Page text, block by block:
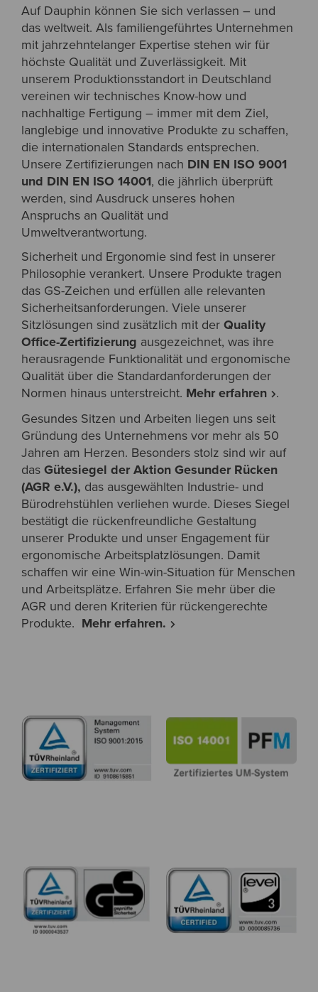
Auf Dauphin können Sie sich verlassen – und
das weltweit. Als familiengeführtes Unternehmen
mit jahrzehntelanger Expertise stehen wir für
höchste Qualität und Zuverlässigkeit. Mit
unserem Produktionsstandort in Deutschland
vereinen wir technisches Know-how und
nachhaltige Fertigung – immer mit dem Ziel,
langlebige und innovative Produkte zu schaffen,
die internationalen Standards entsprechen.
Unsere Zertifizierungen nach DIN EN ISO 9001
und DIN EN ISO 14001, die jährlich überprüft
werden, sind Ausdruck unseres hohen
Anspruchs an Qualität und
Umweltverantwortung.
Sicherheit und Ergonomie sind fest in unserer
Philosophie verankert. Unsere Produkte tragen
das GS-Zeichen und erfüllen alle relevanten
Sicherheitsanforderungen. Viele unserer
Sitzlösungen sind zusätzlich mit derQuality
Office-Zertifizierung ausgezeichnet, was ihre
herausragende Funktionalität und ergonomische
Qualität über die Standardanforderungen der
Normen hinaus unterstreicht. Mehr erfahren .
Gesundes Sitzen und Arbeiten liegen uns seit
Gründung des Unternehmens vor mehr als 50
Jahren am Herzen. Besonders stolz sind wir auf
dasGütesiegel der Aktion Gesunder Rücken
(AGR e.V.), das ausgewählten Industrie- und
Bürodrehstühlen verliehen wurde. Dieses Siegel
bestätigt die rückenfreundliche Gestaltung
unserer Produkte und unser Engagement für
ergonomische Arbeitsplatzlösungen. Damit
schaffen wir eine Win-win-Situation für Menschen
und Arbeitsplätze. Erfahren Sie mehr über die
AGR und deren Kriterien für rückengerechte
Produkte. Mehr erfahren.